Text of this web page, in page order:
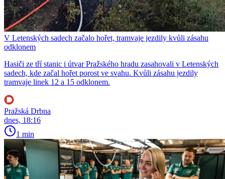
V Letenských sadech začalo hořet, tramvaje jezdily kvůli zásahu
odklonem
Hasiči ze tří stanic i útvar Pražského hradu zasahovali v Letenských
sadech, kde začal hořet porost ve svahu. Kvůli zásahu jezdily
tramvaje linek 12 a 15 odklonem.
Pražská Drbna
dnes, 18:16
1 min